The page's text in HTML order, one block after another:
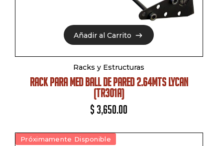
Añadir al Carrito
Añadir al Carrito
Racks y Estructuras
RACK PARA MED BALL DE PARED 2.64MTS LYCAN
(TR301A)
$ 3,650.00
Próximamente Disponible